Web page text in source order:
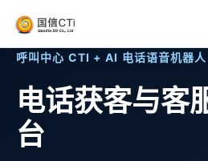
呼叫中心 CTI + AI 电话语音机器人
电话获客与客
台